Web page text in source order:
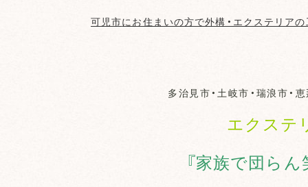
可児市にお住まいの方で外構・エクステリア
多治見市・土岐市・瑞浪市・
エクステ
『家族で団ら